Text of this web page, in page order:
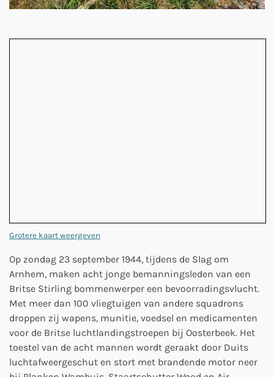
Grotere kaart weergeven
Op zondag 23 september 1944, tijdens de Slag om
Arnhem, maken acht jonge bemanningsleden van een
Britse Stirling bommenwerper een bevoorradingsvlucht.
Met meer dan 100 vliegtuigen van andere squadrons
droppen zij wapens, munitie, voedsel en medicamenten
voor de Britse luchtlandingstroepen bij Oosterbeek. Het
toestel van de acht mannen wordt geraakt door Duits
luchtafweergeschut en stort met brandende motor neer